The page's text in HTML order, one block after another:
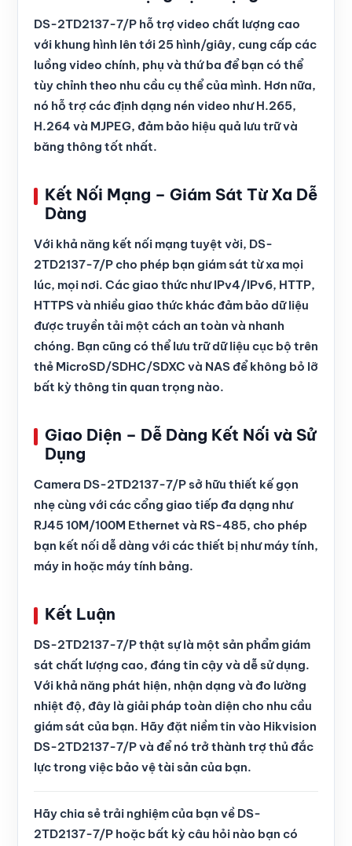
DS-2TD2137-7/P hỗ trợ video chất lượng cao
với khung hình lên tới 25 hình/giây, cung cấp các
luồng video chính, phụ và thứ ba để bạn có thể
tùy chỉnh theo nhu cầu cụ thể của mình. Hơn nữa,
nó hỗ trợ các định dạng nén video như H.265,
H.264 và MJPEG, đảm bảo hiệu quả lưu trữ và
băng thông tốt nhất.
Kết Nối Mạng – Giám Sát Từ Xa Dễ
Dàng
Với khả năng kết nối mạng tuyệt vời, DS-
2TD2137-7/P cho phép bạn giám sát từ xa mọi
lúc, mọi nơi. Các giao thức như IPv4/IPv6, HTTP,
HTTPS và nhiều giao thức khác đảm bảo dữ liệu
được truyền tải một cách an toàn và nhanh
chóng. Bạn cũng có thể lưu trữ dữ liệu cục bộ trên
thẻ MicroSD/SDHC/SDXC và NAS để không bỏ lỡ
bất kỳ thông tin quan trọng nào.
Giao Diện – Dễ Dàng Kết Nối và Sử
Dụng
Camera DS-2TD2137-7/P sở hữu thiết kế gọn
nhẹ cùng với các cổng giao tiếp đa dạng như
RJ45 10M/100M Ethernet và RS-485, cho phép
bạn kết nối dễ dàng với các thiết bị như máy tính,
máy in hoặc máy tính bảng.
Kết Luận
DS-2TD2137-7/P thật sự là một sản phẩm giám
sát chất lượng cao, đáng tin cậy và dễ sử dụng.
Với khả năng phát hiện, nhận dạng và đo lường
nhiệt độ, đây là giải pháp toàn diện cho nhu cầu
giám sát của bạn. Hãy đặt niềm tin vào Hikvision
DS-2TD2137-7/P và để nó trở thành trợ thủ đắc
lực trong việc bảo vệ tài sản của bạn.
Hãy chia sẻ trải nghiệm của bạn về DS-
2TD2137-7/P hoặc bất kỳ câu hỏi nào bạn có